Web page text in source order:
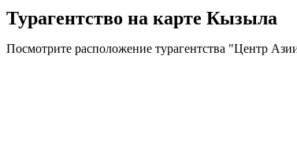
Турагентство на карте Кызыла
Посмотрите расположение турагентства "Центр